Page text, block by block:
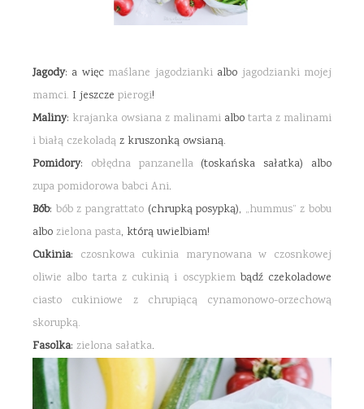
Jagody: a więc maślane jagodziankialbo jagodzianki mojej
mamci. I jeszcze pierogi!
Maliny: krajanka owsiana z malinami albo tarta z malinami
i białą czekoladą z kruszonką owsianą.
Pomidory: obłędna panzanella(toskańska sałatka) albo
zupa pomidorowa babci Ani.
Bób: bób z pangrattato(chrupką posypką), „hummus” z bobu
albo zielona pasta, którą uwielbiam!
Cukinia: czosnkowa cukinia marynowana w czosnkowej
oliwie albo tarta z cukinią i oscypkiembądź czekoladowe
ciasto cukiniowe z chrupiącą cynamonowo-orzechową
skorupką.
Fasolka: zielona sałatka.